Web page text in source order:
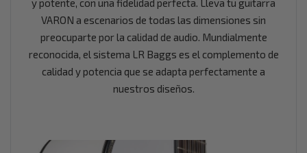
y potente, con una fidelidad perfecta. Lleva tu guitarra
VARON a escenarios de todas las dimensiones sin
preocuparte por la calidad de audio. Mundialmente
reconocida, el sistema LR Baggs es el complemento de
calidad y potencia que se adapta perfectamente a
nuestros diseños.